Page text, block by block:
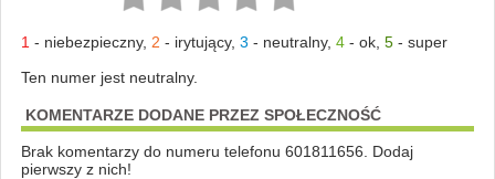
1 - niebezpieczny, 2 - irytujący, 3 - neutralny, 4- ok, 5- super
Ten numer jest neutralny.
KOMENTARZE DODANE PRZEZ SPOŁECZNOŚĆ
Brak komentarzy do numeru telefonu 601811656. Dodaj
pierwszy z nich!